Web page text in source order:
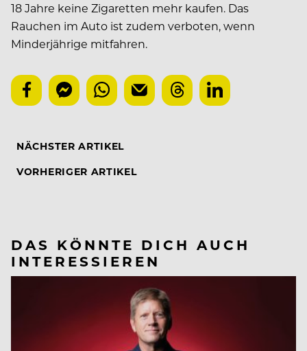
18 Jahre keine Zigaretten mehr kaufen. Das
Rauchen im Auto ist zudem verboten, wenn
Minderjährige mitfahren.
NÄCHSTER ARTIKEL
VORHERIGER ARTIKEL
DAS KÖNNTE DICH AUCH
INTERESSIEREN